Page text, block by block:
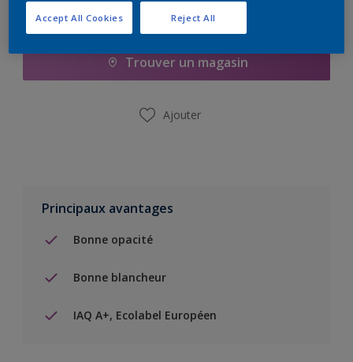
Ajouter à la liste d’achats
Trouver un magasin
Ajouter
Principaux avantages
Bonne opacité
Bonne blancheur
IAQ A+, Ecolabel Européen
Reject All
Accept All Cookies